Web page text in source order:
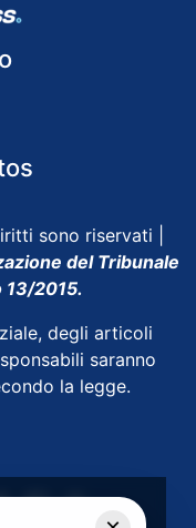
sono riservati |
del Tribunale
13/2015.
degli articoli
saranno
la legge.